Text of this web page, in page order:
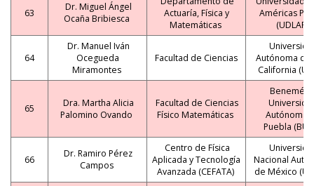
63
Dr. Miguel Ángel
Ocaña Bribiesca
Actuaría, Física y
Matemáticas
Américas
(UDLAP)
64
Dr. Manuel Iván
Ocegueda
Miramontes
Facultad de Ciencias
Autónoma de
California
65
Dra. Martha Alicia
Palomino Ovando
Facultad de Ciencias
Físico Matemáticas
Autónoma
Puebla
66
Dr. Ramiro Pérez
Campos
Centro de Física
Aplicada y Tecnología
Avanzada (CEFATA)
Nacional
de México